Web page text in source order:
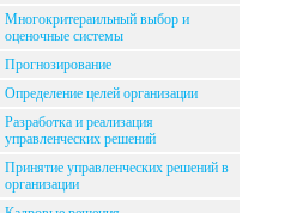
Многокритераильный выбор и
оценочные системы
Прогнозирование
Определение целей организации
Разработка и реализация
управленческих решений
Принятие управленческих решений в
организации